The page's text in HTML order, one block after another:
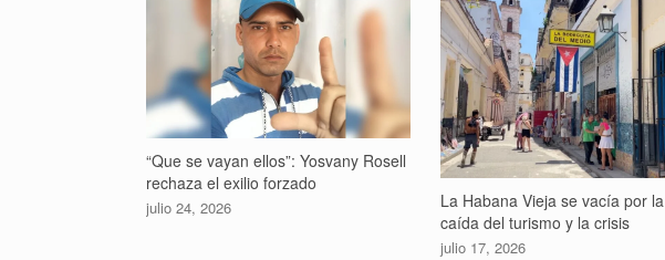
“Que se vayan ellos”: Yosvany Rosell
rechaza el exilio forzado
julio 24, 2026
La Habana Vieja se vacía por la
caída del turismo y la crisis
julio 17, 2026